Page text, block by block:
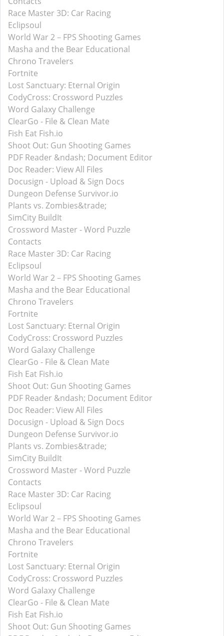
Race Master 3D: Car Racing
Eclipsoul
World War 2－FPS Shooting Games
Masha and the Bear Educational
Chrono Travelers
Fortnite
Lost Sanctuary: Eternal Origin
CodyCross: Crossword Puzzles
Word Galaxy Challenge
ClearGo - File & Clean Mate
Fish Eat Fish.io
Shoot Out: Gun Shooting Games
PDF Reader &ndash; Document Editor
Doc Reader: View All Files
Docusign - Upload & Sign Docs
Dungeon Defense Survivor.io
Plants vs. Zombies&trade;
SimCity BuildIt
Crossword Master - Word Puzzle
Contacts
Race Master 3D: Car Racing
Eclipsoul
World War 2－FPS Shooting Games
Masha and the Bear Educational
Chrono Travelers
Fortnite
Lost Sanctuary: Eternal Origin
CodyCross: Crossword Puzzles
Word Galaxy Challenge
ClearGo - File & Clean Mate
Fish Eat Fish.io
Shoot Out: Gun Shooting Games
PDF Reader &ndash; Document Editor
Doc Reader: View All Files
Docusign - Upload & Sign Docs
Dungeon Defense Survivor.io
Plants vs. Zombies&trade;
SimCity BuildIt
Crossword Master - Word Puzzle
Contacts
Race Master 3D: Car Racing
Eclipsoul
World War 2－FPS Shooting Games
Masha and the Bear Educational
Chrono Travelers
Fortnite
Lost Sanctuary: Eternal Origin
CodyCross: Crossword Puzzles
Word Galaxy Challenge
ClearGo - File & Clean Mate
Fish Eat Fish.io
Shoot Out: Gun Shooting Games